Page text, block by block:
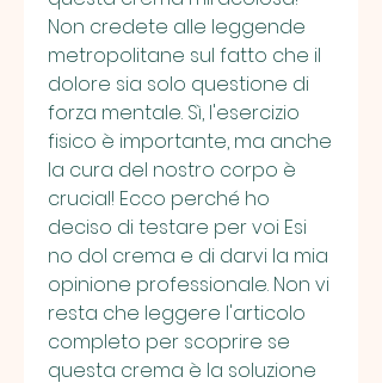
Non credete alle leggende
metropolitane sul fatto che il
dolore sia solo questione di
forza mentale. Sì, l'esercizio
fisico è importante, ma anche
la cura del nostro corpo è
crucial! Ecco perché ho
deciso di testare per voi Esi
no dol crema e di darvi la mia
opinione professionale. Non vi
resta che leggere l'articolo
completo per scoprire se
questa crema è la soluzione